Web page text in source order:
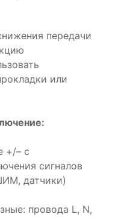
передачи
или
+/– с
сигналов
датчики)
провода L, N,